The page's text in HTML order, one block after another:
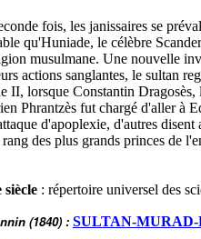
fois, les janissaires se
qu'Huniade, le célèbre
musulmane. Une nouvelle
actions sanglantes, le sultan
II, lorsque Constantin
Phrantzès fut chargé d'aller à
d'apoplexie, d'autres
des plus grands princes de
: répertoire universel des
(1840) : SULTAN-